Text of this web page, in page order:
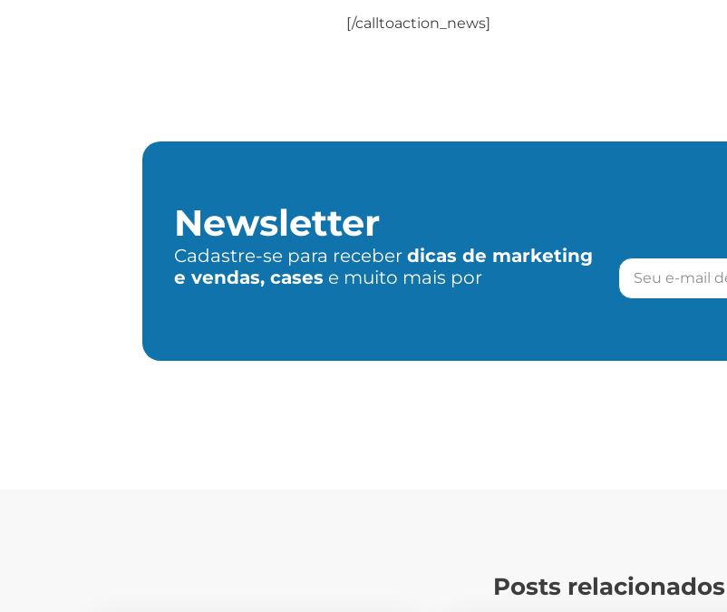
[/calltoaction_news]
Newsletter
Cadastre-se para receber dicas de marketing
e vendas, cases e muito mais por
Posts relacionados